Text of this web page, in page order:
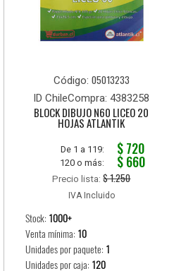
Código: 05013233
ID ChileCompra: 4383258
BLOCK DIBUJO N60 LICEO 20
HOJAS ATLANTIK
De 1 a 119: $ 720
120 o más: $ 660
Precio lista:$ 1.250
IVA Incluido
Stock: 1000+
Venta mínima: 10
Unidades por paquete: 1
Unidades por caja: 120